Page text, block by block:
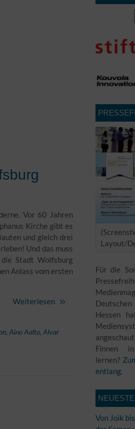
Vor 60 Jahren
Kirche gibt es
und gleich drei
Und das muss
Stadt Wolfsburg
Anlass vom ersten
Weiterlesen
, Aino Aalto, Alvar
Layout/
Für die
Hessen
Finnen
lernen?
entlang.
Von Joik